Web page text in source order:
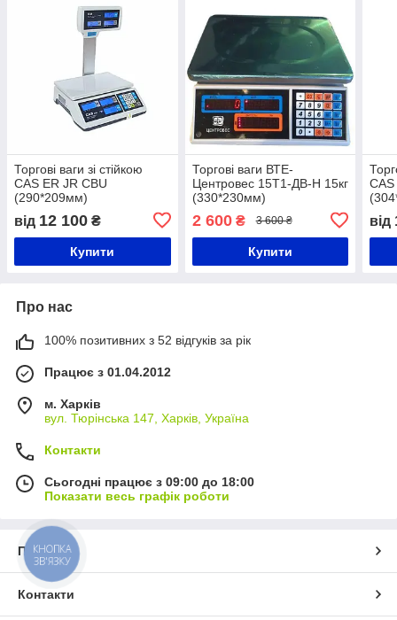
Торгові ваги зі стійкою
CAS ER JR CBU
(290*209мм)
від 12 100 ₴
Купити
Торгові ваги ВТЕ-
Центровес 15Т1-ДВ-Н 15кг
(330*230мм)
2 600₴ 3 600 ₴
Купити
від
Про нас
100% позитивних з 52 відгуків за рік
Працює з 01.04.2012
м. Харків
вул. Тюрінська 147, Харків, Україна
Контакти
Сьогодні працює з 09:00 до 18:00
Показати весь графік роботи
Про нас
Контакти
КНОПКА
ЗВ'ЯЗКУ